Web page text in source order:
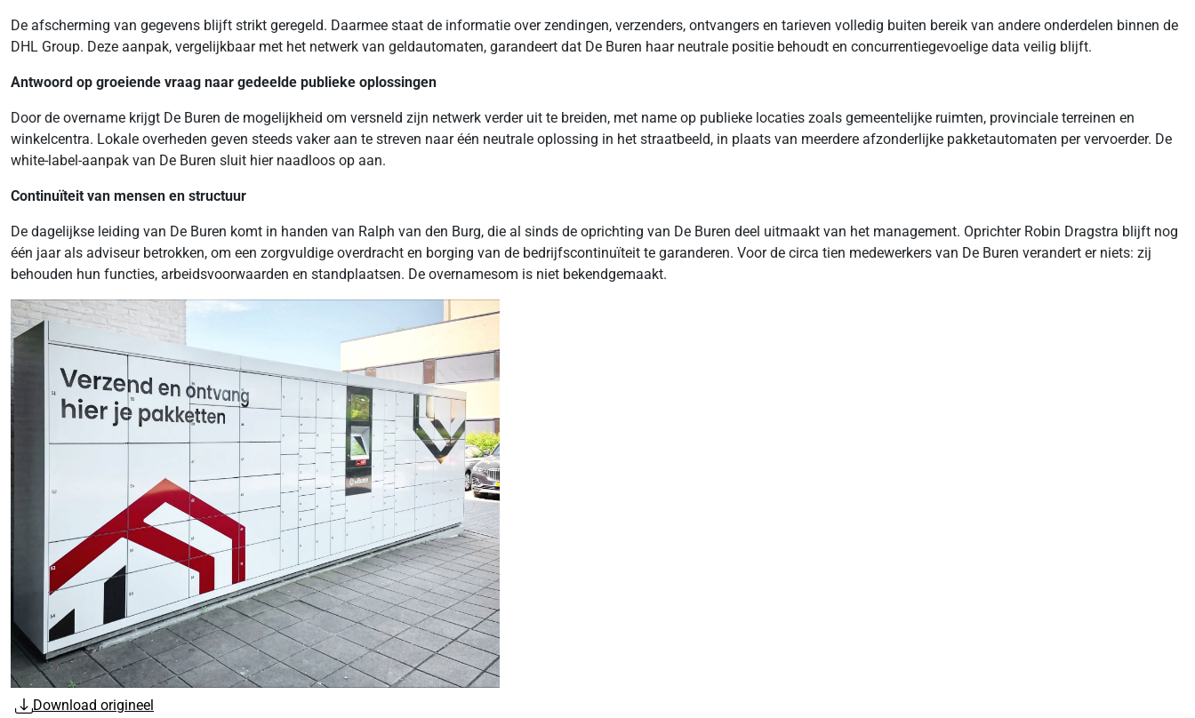
De afscherming van gegevens blijft strikt geregeld. Daarmee staat de informatie over zendingen, verzenders, ontvangers en tarieven volledig buiten bereik van andere onderdelen binnen de
DHL Group. Deze aanpak, vergelijkbaar met het netwerk van geldautomaten, garandeert dat De Buren haar neutrale positie behoudt en concurrentiegevoelige data veilig blijft.
Antwoord op groeiende vraag naar gedeelde publieke oplossingen
Door de overname krijgt De Buren de mogelijkheid om versneld zijn netwerk verder uit te breiden, met name op publieke locaties zoals gemeentelijke ruimten, provinciale terreinen en
winkelcentra. Lokale overheden geven steeds vaker aan te streven naar één neutrale oplossing in het straatbeeld, in plaats van meerdere afzonderlijke pakketautomaten per vervoerder. De
white-label-aanpak van De Buren sluit hier naadloos op aan.
Continuïteit van mensen en structuur
De dagelijkse leiding van De Buren komt in handen van Ralph van den Burg, die al sinds de oprichting van De Buren deel uitmaakt van het management. Oprichter Robin Dragstra blijft nog
één jaar als adviseur betrokken, om een zorgvuldige overdracht en borging van de bedrijfscontinuïteit te garanderen. Voor de circa tien medewerkers van De Buren verandert er niets: zij
behouden hun functies, arbeidsvoorwaarden en standplaatsen. De overnamesom is niet bekendgemaakt.
Download origineel